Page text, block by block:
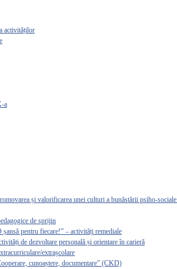
activităților
a
și valorificarea unei culturi a bunăstării psiho-
de sprijin
șansă pentru fiecare!” – activități remediale
de dezvoltare personală și orientare în carieră
extrașcolare
cunoaștere, documentare” (CKD)